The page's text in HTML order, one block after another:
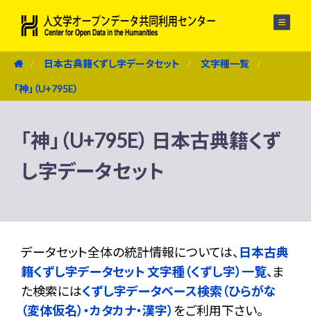
日本古典籍くずし字データセット 文字種一覧
「神」（U+795E）
「神」（U+795E） 日本古典籍くず
し字データセット
データセット全体の統計情報については、 日本古典
籍くずし字データセット 文字種（くずし字）一覧、ま
た検索にはくずし字データベース検索（ひらがな
（変体仮名）・カタカナ・漢字） をご利用下さい。